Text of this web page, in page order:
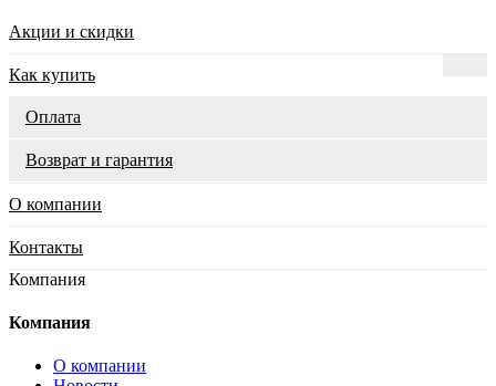
Акции и скидки
Как купить
Оплата
Возврат и гарантия
О компании
Контакты
Компания
Компания
О компании